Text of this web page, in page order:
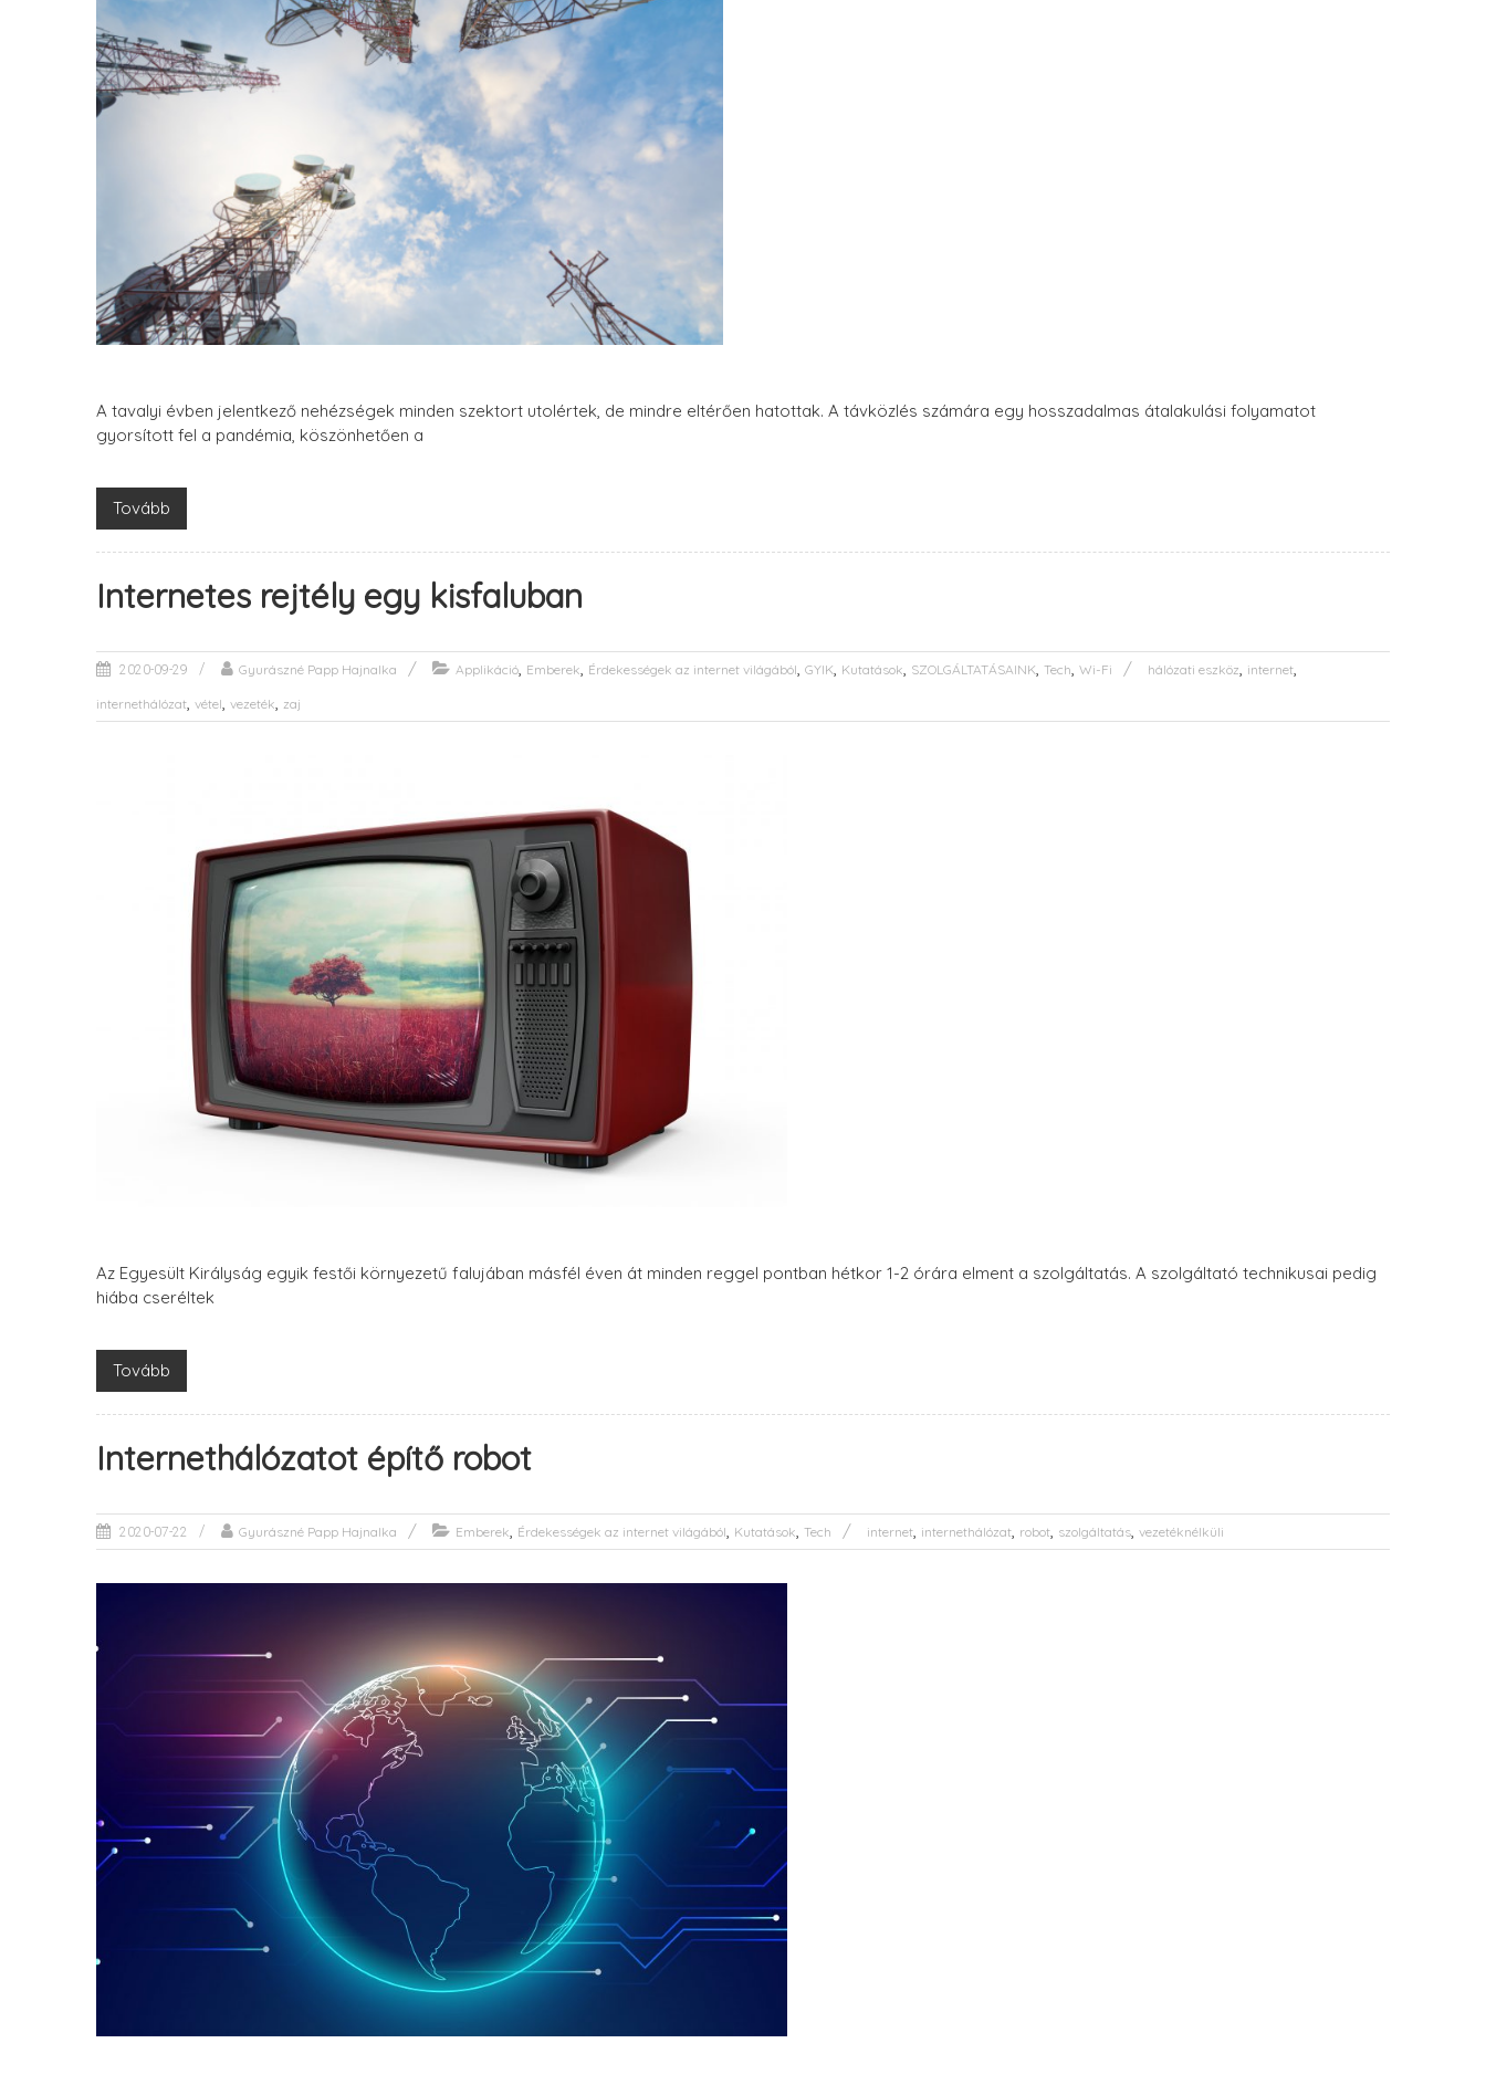
A tavalyi évben jelentkező nehézségek minden szektort utolértek, de mindre eltérően hatottak. A távközlés számára egy hosszadalmas átalakulási folyamatot
gyorsított fel a pandémia, köszönhetően a
Tovább
Internetes rejtély egy kisfaluban
2020-09-29 Gyurászné Papp Hajnalka Applikáció Emberek Érdekességek az internet világából GYIK Kutatások SZOLGÁLTATÁSAINK Tech Wi-Fi hálózati eszköz internet
internethálózat vétel vezeték zaj
Az Egyesült Királyság egyik festői környezetű falujában másfél éven át minden reggel pontban hétkor 1-2 órára elment a szolgáltatás. A szolgáltató technikusai pedig
hiába cseréltek
Tovább
Internethálózatot építő robot
2020-07-22 Gyurászné Papp Hajnalka Emberek, Érdekességek az internet világából, Kutatások, Tech internet, internethálózat, robot, szolgáltatás, vezetéknélküli